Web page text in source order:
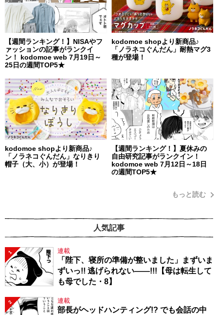
【週間ランキング！】NISAやフ
ァッションの記事がランクイ
ン！ kodomoe web 7月19日～
25日の週間TOP5★
kodomoe shopより新商品♪
「ノラネコぐんだん」耐熱マグ3
種が登場！
kodomoe shopより新商品♪
「ノラネコぐんだん」なりきり
帽子（大、小）が登場！
【週間ランキング！】夏休みの
自由研究記事がランクイン！
kodomoe web 7月12日～18日
の週間TOP5★
もっと読む
人気記事
1 連載
「陛下、寝所の準備が整いました」まずいま
ずいっ!! 逃げられない――!!!【母は転生して
も母でした・8】
2 連載
部長がヘッドハンティング!? でも会話の中